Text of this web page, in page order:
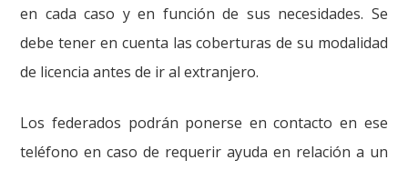
en cada caso y en función de sus necesidades. Se
debe tener en cuenta las coberturas de su modalidad
de licencia antes de ir al extranjero.
Los federados podrán ponerse en contacto en ese
teléfono en caso de requerir ayuda en relación a un